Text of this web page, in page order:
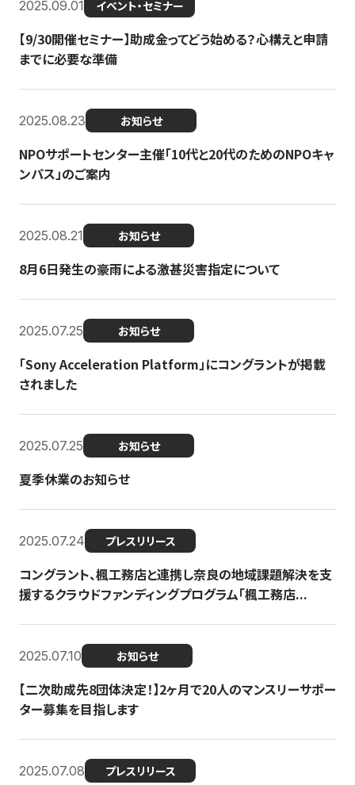
2025.09.01 イベント・セミナー
【9/30開催セミナー】助成金ってどう始める？心構えと申請
までに必要な準備
2025.08.23 お知らせ
NPOサポートセンター主催「10代と20代のためのNPOキャ
ンパス」のご案内
2025.08.21 お知らせ
8月6日発生の豪雨による激甚災害指定について
2025.07.25 お知らせ
「Sony Acceleration Platform」にコングラントが掲載
されました
2025.07.25 お知らせ
夏季休業のお知らせ
2025.07.24 プレスリリース
コングラント、楓工務店と連携し奈良の地域課題解決を支
援するクラウドファンディングプログラム「楓工務店...
2025.07.10 お知らせ
【二次助成先8団体決定！】2ヶ月で20人のマンスリーサポー
ター募集を目指します
2025.07.08 プレスリリース